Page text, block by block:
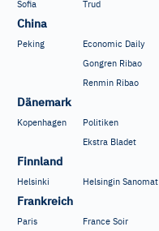
Sofia Trud
China
Peking Economic Daily
Gongren Ribao
Renmin Ribao
Dänemark
Kopenhagen Politiken
Ekstra Bladet
Finnland
Helsinki Helsingin Sanomat
Frankreich
Paris France Soir